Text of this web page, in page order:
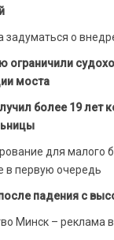
задуматься о
ограничили
моста
более 19 лет
для малого
в первую очередь
падения с
Минск – реклама